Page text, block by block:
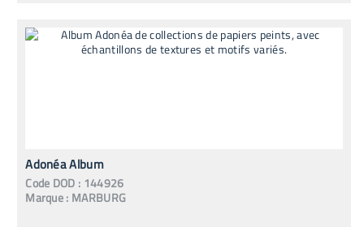
Adonéa Album
Code DOD : 144926
Marque : MARBURG